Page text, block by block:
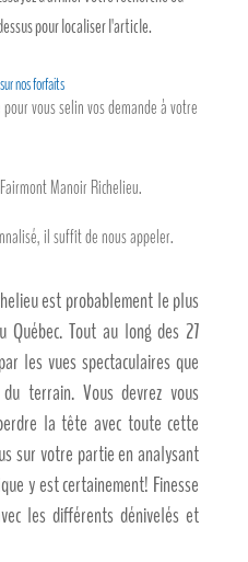
pour localiser l'article.
nos forfaits
vous selin vos demande à votre
Manoir Richelieu.
il suffît de nous appeler.
est probablement le plus
Québec. Tout au long des 27
les vues spectaculaires que
terrain. Vous devrez vous
la tête avec toute cette
sur votre partie en analysant
y est certainement! Finesse
les différents dénivelés et